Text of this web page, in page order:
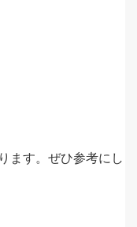
ます。ぜひ参考にし